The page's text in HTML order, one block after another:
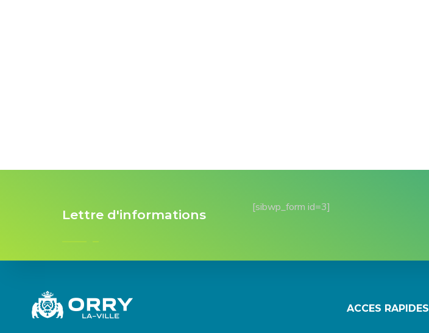
Lettre d'informations [sibwp_form id=3]
ACCES RAPIDES